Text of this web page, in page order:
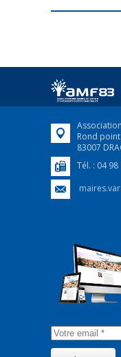
CARNET
Afin
FEUILLETER
Rond
83007
Tél. : 04